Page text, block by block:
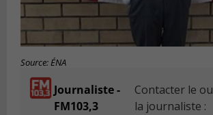
Source: ÉNA
Journaliste -
FM103,3
Contacter le ou
la journaliste :